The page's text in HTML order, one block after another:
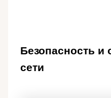
Безопасность и
сети